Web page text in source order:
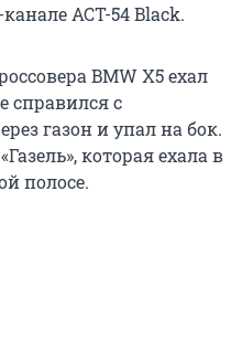
АСТ-54 Black.
BMW X5 ехал
справился с
газон и упал на бок.
которая ехала в
полосе.